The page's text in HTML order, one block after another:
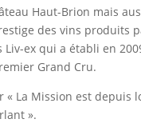
Haut-Brion mais
des vins produits
Liv-ex qui a établi en
Grand Cru.
« La Mission est depuis
».